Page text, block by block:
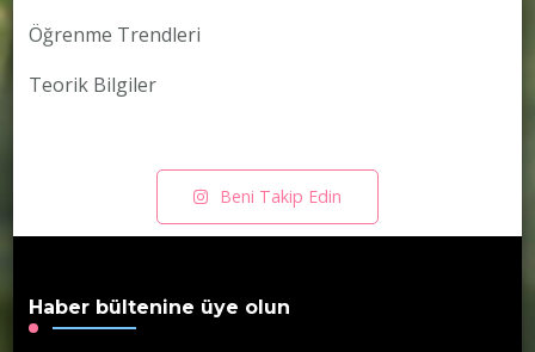
Öğrenme Trendleri
Teorik Bilgiler
Beni Takip Edin
Haber bültenine üye olun